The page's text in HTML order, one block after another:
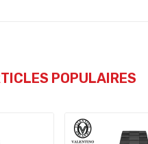
POPULAIRES